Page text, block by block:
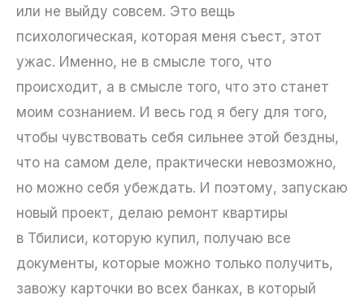
или не выйду совсем. Это вещь
психологическая, которая меня съест, этот
ужас. Именно, не в смысле того, что
происходит, а в смысле того, что это станет
моим сознанием. И весь год я бегу для того,
чтобы чувствовать себя сильнее этой бездны,
что на самом деле, практически невозможно,
но можно себя убеждать. И поэтому, запускаю
новый проект, делаю ремонт квартиры
в Тбилиси, которую купил, получаю все
документы, которые можно только получить,
завожу карточки во всех банках, в который